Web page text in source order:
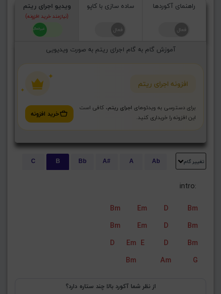
راهنمای آکوردها ساده سازی با کاپو ویدیو اجرای ریتم
(نیازمند خرید افزونه)
آموزش گام به گام اجرای ریتم به صورت ویدیویی
افزونه اجرای ریتم
برای دسترسی به ویدئوهای اجرای ریتم، کافی است
این افزونه را خریداری کنید.
خرید افزونه
تغییر گام Ab
A
A#
Bb
B
C
      intro:
Bm
Em D
Bm
Bm
Em D
Bm
D
Em E D
Bm
Bm
Am G
از نظر شما آکورد بالا چند ستاره دارد؟